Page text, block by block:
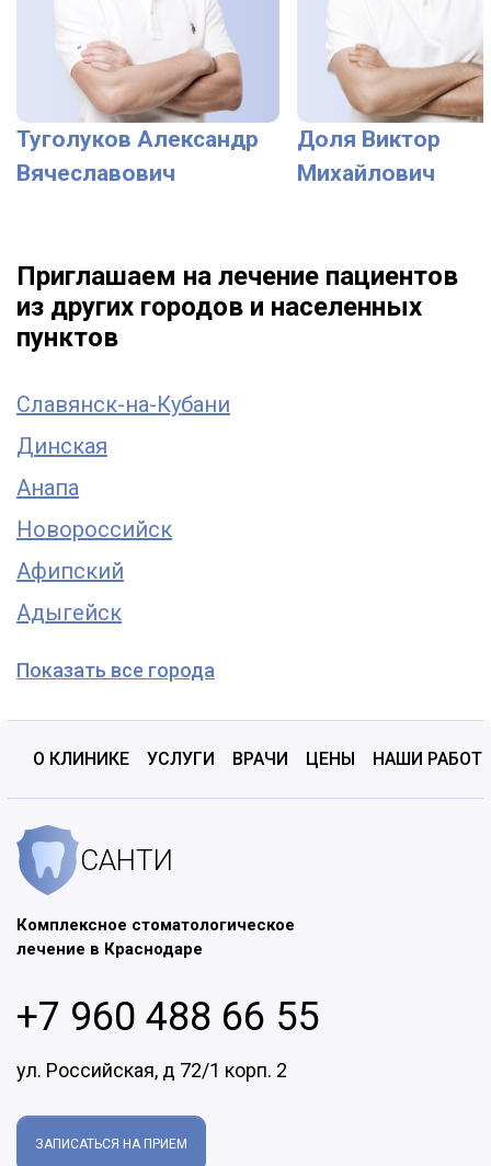
Туголуков Александр
Вячеславович
Доля Виктор
Михайлович
Приглашаем на лечение пациентов
из других городов и населенных
пунктов
Славянск-на-Кубани
Динская
Анапа
Новороссийск
Афипский
Адыгейск
Показать все города
О КЛИНИКЕ УСЛУГИ ВРАЧИ ЦЕНЫ НАШИ
САНТИ
Комплексное стоматологическое
лечение в Краснодаре
+7 960 488 66 55
ул. Российская, д 72/1 корп. 2
ЗАПИСАТЬСЯ НА ПРИЕМ